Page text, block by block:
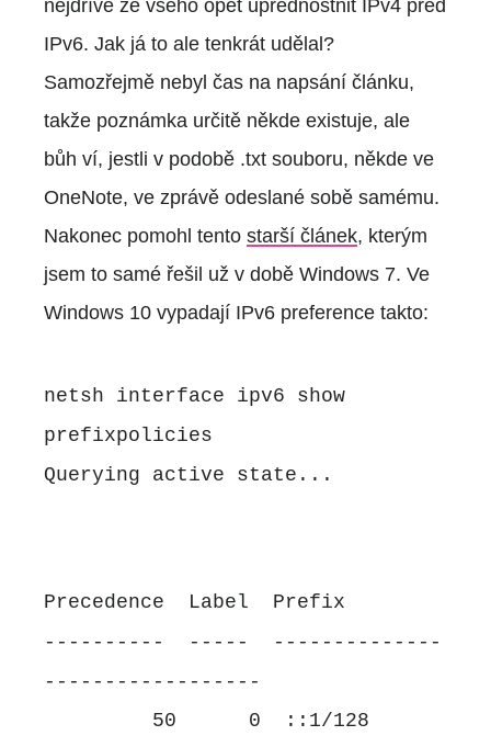
nejdříve ze všeho opět upřednostnit IPv4 před
IPv6. Jak já to ale tenkrát udělal?
Samozřejmě nebyl čas na napsání článku,
takže poznámka určitě někde existuje, ale
bůh ví, jestli v podobě .txt souboru, někde ve
OneNote, ve zprávě odeslané sobě samému.
Nakonec pomohl tento starší článek, kterým
jsem to samé řešil už v době Windows 7. Ve
Windows 10 vypadají IPv6 preference takto:
netsh interface ipv6 show
prefixpolicies
Querying active state...
Precedence Label Prefix
---------- ----- --------------
------------------
50 0 ::1/128